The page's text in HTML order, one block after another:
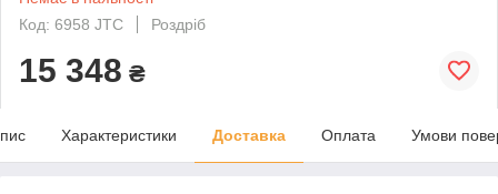
Код: 6958 JTC
Роздріб
15 348 ₴
Характеристики Доставка Оплата Умови